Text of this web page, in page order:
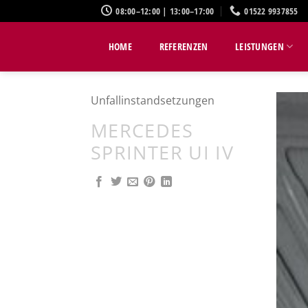
Inhalt
08:00–12:00 | 13:00–17:00 01522 9937855
HOME REFERENZEN LEISTUNGEN
Unfallinstandsetzungen
MERCEDES
SPRINTER UI IV